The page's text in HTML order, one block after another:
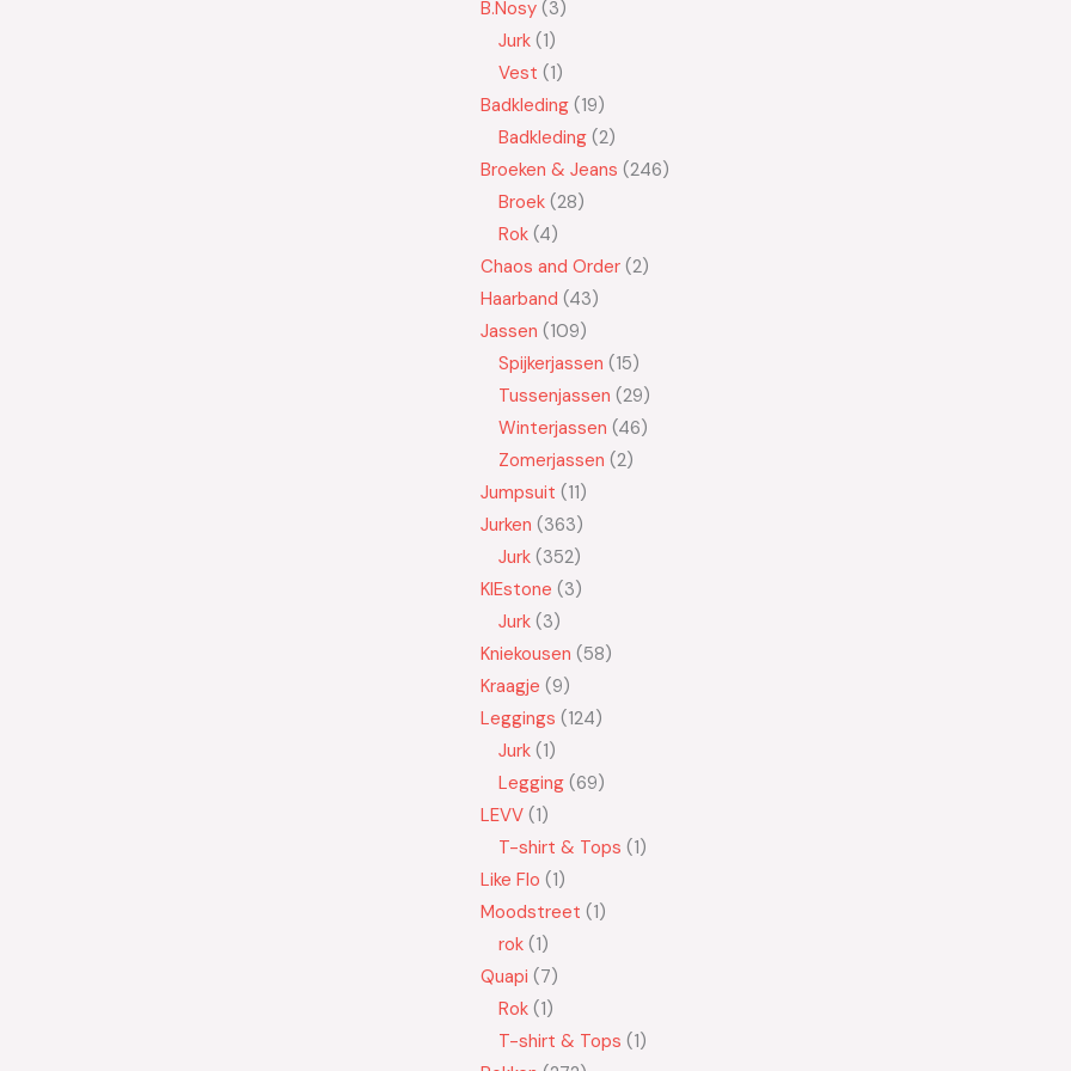
B.Nosy 3
Jurk 1
Vest 1
Badkleding 19
Badkleding 2
Broeken & Jeans 246
Broek 28
Rok 4
Chaos and Order 2
Haarband 43
Jassen 109
Spijkerjassen 15
Tussenjassen 29
Winterjassen 46
Zomerjassen 2
Jumpsuit 11
Jurken 363
Jurk 352
KIEstone 3
Jurk 3
Kniekousen 58
Kraagje 9
Leggings 124
Jurk 1
Legging 69
LEVV 1
T-shirt & Tops 1
Like Flo 1
Moodstreet 1
rok 1
Quapi 7
Rok 1
T-shirt & Tops 1